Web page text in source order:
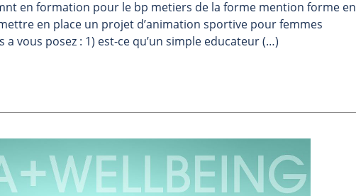
en formation pour le bp metiers de la forme mention forme en
en place un projet d’animation sportive pour femmes
vous posez : 1) est-ce qu’un simple educateur (…)